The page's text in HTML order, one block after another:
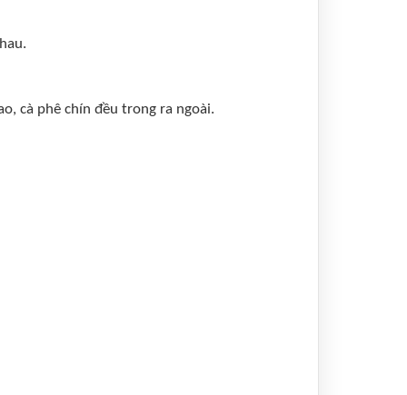
cà phê chín đều trong ra ngoài.